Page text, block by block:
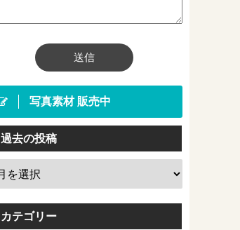
写真素材 販売中
過去の投稿
カテゴリー